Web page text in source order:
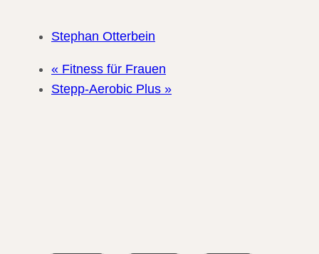
Stephan Otterbein
« Fitness für Frauen
Stepp-Aerobic Plus »